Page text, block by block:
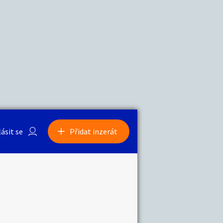
se Přidat inzerát
Sběratelství
0/1000